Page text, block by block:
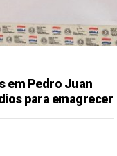
em Pedro Juan
para emagrecer